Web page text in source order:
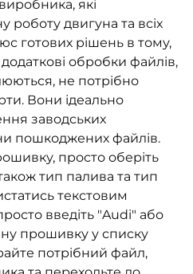
які
роботу двигуна та всіх
готових рішень в тому,
обробки файлів,
не потрібно
Вони ідеально
заводських
пошкоджених файлів.
просто оберіть
тип палива та тип
текстовим
введіть "Audi" або
прошивку у списку
потрібний файл,